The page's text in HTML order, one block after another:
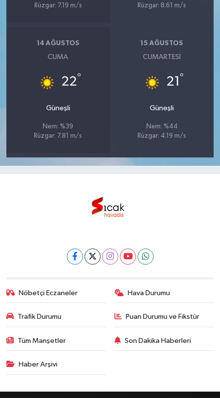
Rüzgar: 7.19 m/s
Rüzgar: 8.61 m/s
14 AĞUSTOS
CUMA
22°
Güneşli
Nem: %39
Rüzgar: 7.81 m/s
15 AĞUSTOS
CUMARTESI
21 °
Güneşli
Nem: %44
Rüzgar: 4.19 m/s
Nöbetçi Eczaneler Hava Durumu
Trafik Durumu Puan Durumu ve Fikstür
Tüm Manşetler Son Dakika Haberleri
Haber Arşivi